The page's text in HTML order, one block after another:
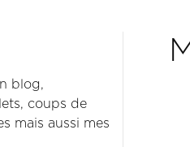
blog,
coups de
mais aussi mes